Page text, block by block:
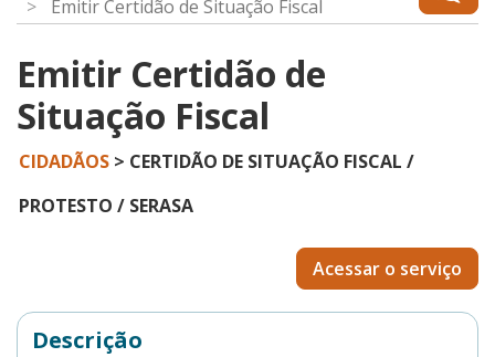
Emitir Certidão de Situação Fiscal
Emitir Certidão de
Situação Fiscal
CIDADÃOS > CERTIDÃO DE SITUAÇÃO FISCAL /
PROTESTO / SERASA
Acessar o serviço
Descrição